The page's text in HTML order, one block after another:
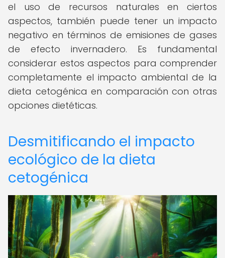
el uso de recursos naturales en ciertos
aspectos, también puede tener un impacto
negativo en términos de emisiones de gases
de efecto invernadero. Es fundamental
considerar estos aspectos para comprender
completamente el impacto ambiental de la
dieta cetogénica en comparación con otras
opciones dietéticas.
Desmitificando el impacto
ecológico de la dieta
cetogénica